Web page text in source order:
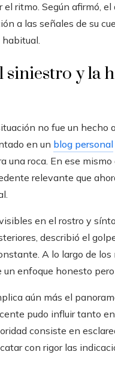
ritmo. Según afirmó,
a las señales de su
siniestro y la
no fue un hecho
en un blog personal
roca. En ese
relevante que
en el rostro y
describió el
A lo largo de
un enfoque honesto
aún más el
pudo influir tanto
consiste en
con rigor las